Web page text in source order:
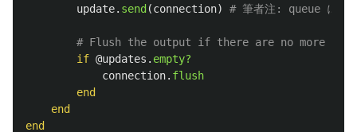
update. send (connection) # 筆者注: queue に新
# Flush the output if there are no more
if @updates . empty?
connection. flush
end
end
end